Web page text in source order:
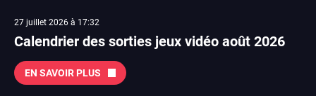
27 juillet 2026 à 17:32
Calendrier des sorties jeux vidéo août 2026
EN SAVOIR PLUS